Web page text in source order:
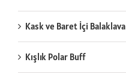
Kask ve Baret İçi Balaklava
Kışlık Polar Buff